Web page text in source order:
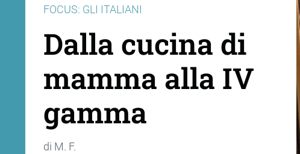
FOCUS: GLI ITALIANI
Dalla cucina di
mamma alla IV
gamma
di M. F.